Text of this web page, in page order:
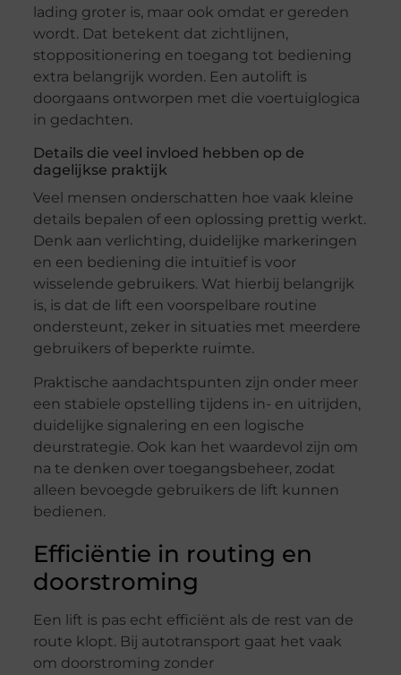
lading groter is, maar ook omdat er gereden
wordt. Dat betekent dat zichtlijnen,
stoppositionering en toegang tot bediening
extra belangrijk worden. Een autolift is
doorgaans ontworpen met die voertuiglogica
in gedachten.
Details die veel invloed hebben op de
dagelijkse praktijk
Veel mensen onderschatten hoe vaak kleine
details bepalen of een oplossing prettig werkt.
Denk aan verlichting, duidelijke markeringen
en een bediening die intuïtief is voor
wisselende gebruikers. Wat hierbij belangrijk
is, is dat de lift een voorspelbare routine
ondersteunt, zeker in situaties met meerdere
gebruikers of beperkte ruimte.
Praktische aandachtspunten zijn onder meer
een stabiele opstelling tijdens in- en uitrijden,
duidelijke signalering en een logische
deurstrategie. Ook kan het waardevol zijn om
na te denken over toegangsbeheer, zodat
alleen bevoegde gebruikers de lift kunnen
bedienen.
Efficiëntie in routing en
doorstroming
Een lift is pas echt efficiënt als de rest van de
route klopt. Bij autotransport gaat het vaak
om doorstroming zonder